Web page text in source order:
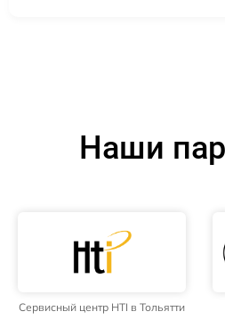
Наши
Сервисный центр HTI в Тольятти